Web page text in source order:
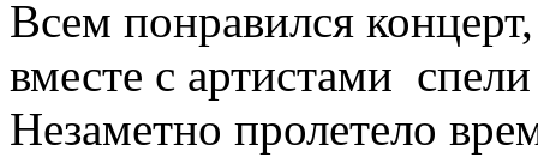
Всем понравился
вместе с артистами
Незаметно пролетело